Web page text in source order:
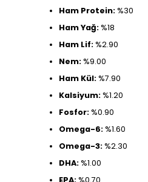
Ham Protein:%30
Ham Yağ:%18
Ham Lif:%2.90
Nem:%9.00
Ham Kül:%7.90
Kalsiyum:%1.20
Fosfor:%0.90
Omega-6:%1.60
Omega-3:%2.30
DHA:%1.00